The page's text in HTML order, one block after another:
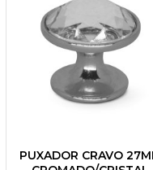
PUXADOR CRAVO